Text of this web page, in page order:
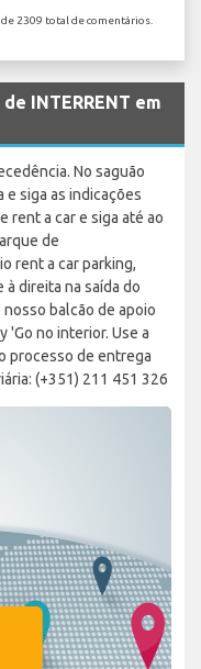
2309 total de comentários.
INTERRENT em
No saguão
siga as indicações
rent a car e siga até ao
de
rent a car parking,
à direita na saída do
balcão de apoio
'Go no interior. Use a
processo de entrega
(+351) 211 451 326